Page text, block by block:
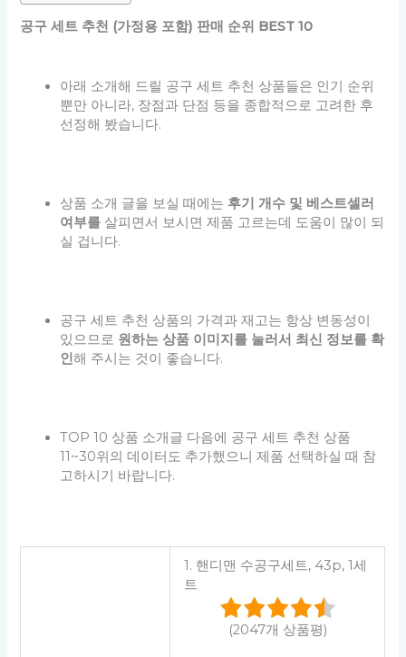
공구 세트 추천 (가정용 포함) 판매 순위 BEST 10
아래 소개해 드릴 공구 세트 추천 상품들은 인기 순위
뿐만 아니라, 장점과 단점 등을 종합적으로 고려한 후
선정해 봤습니다.
상품 소개 글을 보실 때에는 후기 개수 및 베스트셀러
여부를 살피면서 보시면 제품 고르는데 도움이 많이 되
실 겁니다.
공구 세트 추천 상품의 가격과 재고는 항상 변동성이
있으므로 원하는 상품 이미지를 눌러서 최신 정보를 확
인해 주시는 것이 좋습니다.
TOP 10 상품 소개글 다음에 공구 세트 추천 상품
11~30위의 데이터도 추가했으니 제품 선택하실 때 참
고하시기 바랍니다.
1. 핸디맨 수공구세트, 43p, 1세
트
(2047개 상품평)